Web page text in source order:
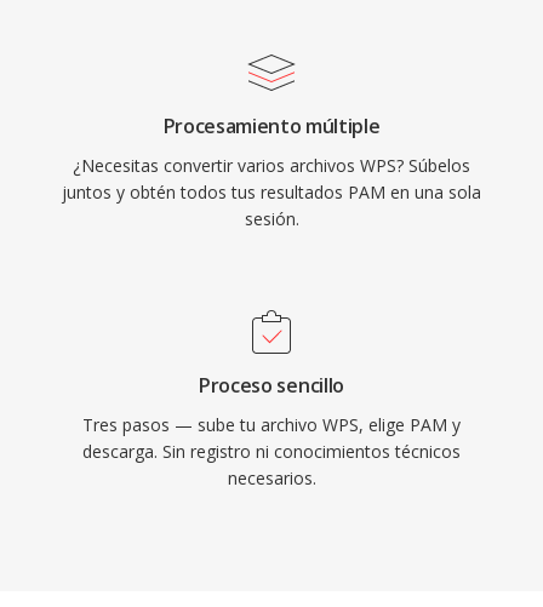
Procesamiento múltiple
¿Necesitas convertir varios archivos WPS? Súbelos
juntos y obtén todos tus resultados PAM en una sola
sesión.
Proceso sencillo
Tres pasos — sube tu archivo WPS, elige PAM y
descarga. Sin registro ni conocimientos técnicos
necesarios.